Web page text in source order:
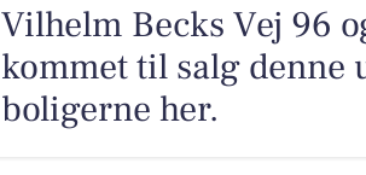
Vilhelm Becks Vej 96
kommet til salg denne
boligerne her.